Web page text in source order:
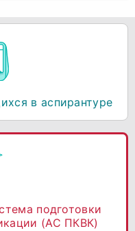
в аспирантуре
подготовки
(АС ПКВК)